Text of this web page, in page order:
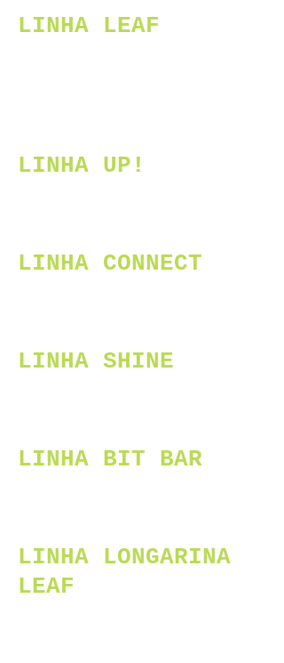
LINHA LEAF
LINHA UP!
LINHA CONNECT
LINHA SHINE
LINHA BIT BAR
LINHA LONGARINA
LEAF